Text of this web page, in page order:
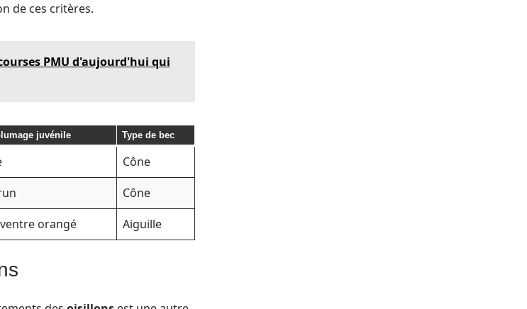
de ces critères.
PMU d'aujourd'hui qui
juvénile Type de bec
Cône
Cône
orangé Aiguille